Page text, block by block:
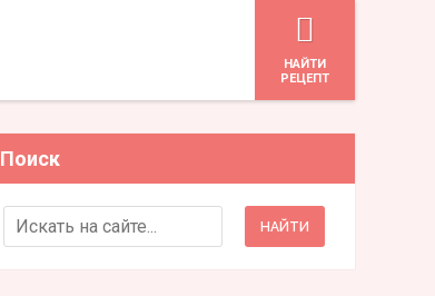
HАЙТИ
РЕЦЕПТ
Поиск
Search for: